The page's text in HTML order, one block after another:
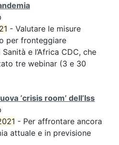
- Valutare le misure
per fronteggiare
Sanità e l’Africa CDC, che
tre webinar (3 e 30
‘crisis room’ dell’Iss
- Per affrontare ancora
attuale e in previsione